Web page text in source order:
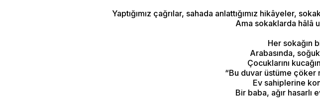
Yaptığımız çağrılar, sahada anlattığımız hikâyeler,
Ama sokaklarda hâlâ
Her sokağın
Arabasında,
Çocuklarını
“Bu duvar üstüme
Ev sahiplerine
Bir baba, ağır hasarlı